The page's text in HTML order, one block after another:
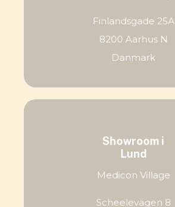
Finlandsgade 25A
8200 Aarhus N
Danmark
Showroom i
Lund
Medicon Village
Scheelevägen 8